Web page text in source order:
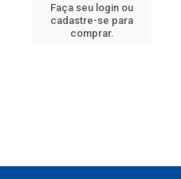
Faça seu login ou
cadastre-se para
comprar.